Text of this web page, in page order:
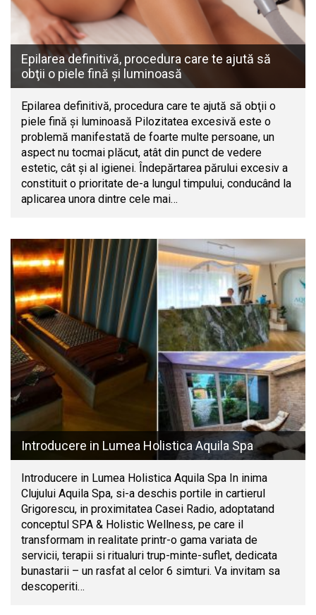
Epilarea definitivă, procedura care te ajută să
obţii o piele fină şi luminoasă
Epilarea definitivă, procedura care te ajută să obţii o
piele fină şi luminoasă Pilozitatea excesivă este o
problemă manifestată de foarte multe persoane, un
aspect nu tocmai plăcut, atât din punct de vedere
estetic, cât şi al igienei. Îndepărtarea părului excesiv a
constituit o prioritate de-a lungul timpului, conducând la
aplicarea unora dintre cele mai…
Introducere in Lumea Holistica Aquila Spa
Introducere in Lumea Holistica Aquila Spa In inima
Clujului Aquila Spa, si-a deschis portile in cartierul
Grigorescu, in proximitatea Casei Radio, adoptatand
conceptul SPA & Holistic Wellness, pe care il
transformam in realitate printr-o gama variata de
servicii, terapii si ritualuri trup-minte-suflet, dedicata
bunastarii – un rasfat al celor 6 simturi. Va invitam sa
descoperiti…